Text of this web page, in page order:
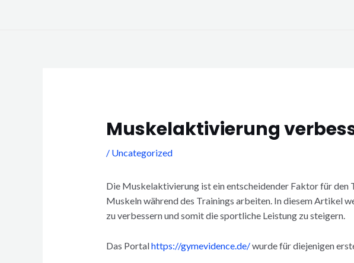
Muskelaktivierung
/ Uncategorized
Die Muskelaktivierung ist ein entscheidender Faktor für
Muskeln während des Trainings arbeiten. In diesem Artikel
zu verbessern und somit die sportliche Leistung zu steigern.
Das Portalhttps://gymevidence.de/wurde für diejenigen